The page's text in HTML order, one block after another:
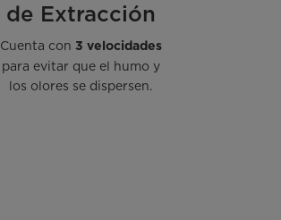
de Extracción
Cuenta con 3 velocidades
para evitar que el humo y
los olores se dispersen.